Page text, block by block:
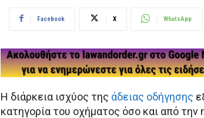
Facebook X WhatsApp
Η διάρκεια ισχύος της άδειας οδήγησης
κατηγορία του οχήματος όσο και από την